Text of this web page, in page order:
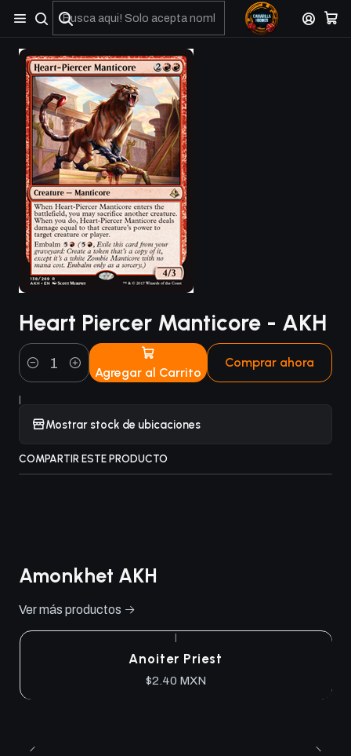
No olviden reportar sus depositos y transferencias por Whatsapp
Heart Piercer Manticore - AKH
Cantidad Agregar al Carrito
Comprar ahora
|
Mostrar stock de ubicaciones
COMPARTIR ESTE PRODUCTO
Amonkhet AKH
Ver más productos
Anoiter Priest
$2.40 MXN